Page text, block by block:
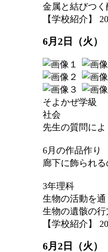
金属と結びつ
【学校紹介】
6月2日（火
そよかぜ学級
社会
先生の質問に
6月の作品作り
廊下に飾られ
3年理科
生物の活動を
生物の遺骸の
【学校紹介】
6月2日（火